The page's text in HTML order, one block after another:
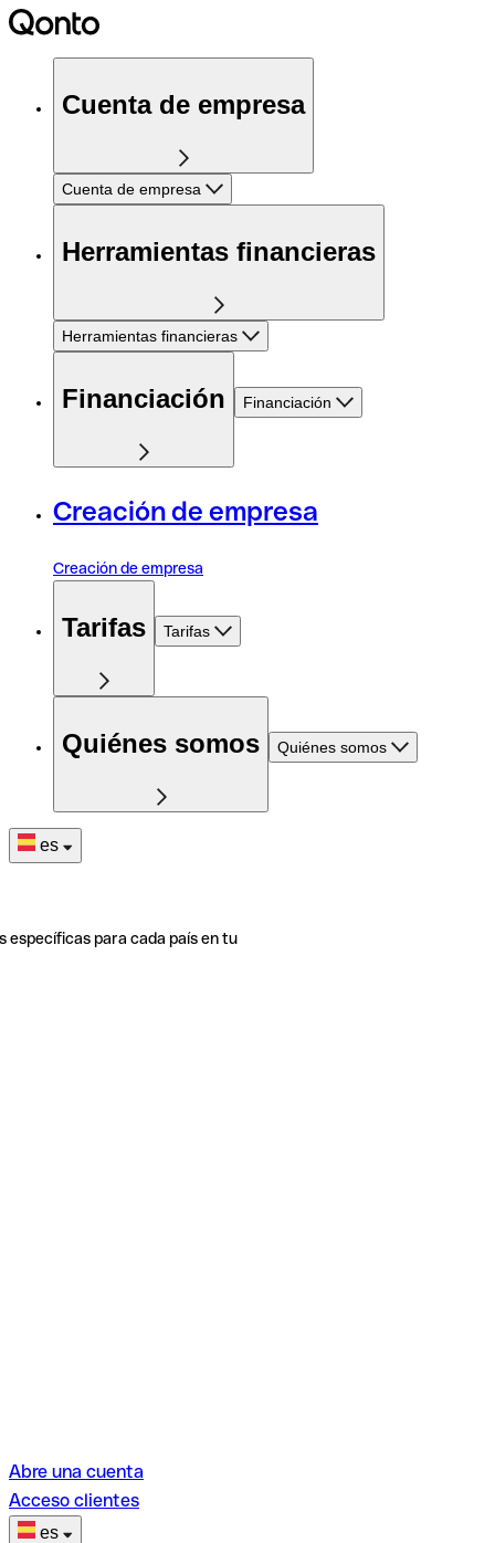
Cuenta de empresa
Cuenta de empresa
Herramientas financieras
Herramientas financieras
Financiación Financiación
Creación de empresa
Creación de empresa
Tarifas Tarifas
Quiénes somos Quiénes somos
es
específicas para cada país en tu
Abre una cuenta
Acceso clientes
es